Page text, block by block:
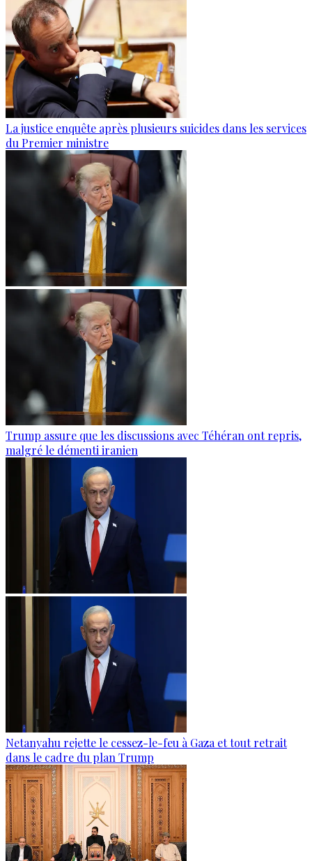
La justice enquête après plusieurs suicides dans les services
du Premier ministre
Trump assure que les discussions avec Téhéran ont repris,
malgré le démenti iranien
Netanyahu rejette le cessez-le-feu à Gaza et tout retrait
dans le cadre du plan Trump